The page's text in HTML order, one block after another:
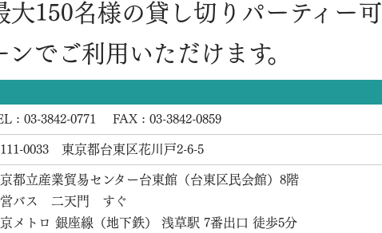
大150名様の貸し切りパーティー
でご利用いただけます。
: 03-3842-0771 FAX : 03-3842-0859
0033 東京都台東区花川戸2-6-5
都立産業貿易センター台東館（台東区民会館）8階
バス 二天門 すぐ
メトロ 銀座線（地下鉄） 浅草駅 7番出口 徒歩5分